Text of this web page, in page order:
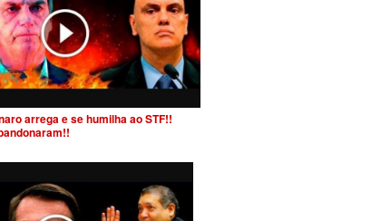
arrega e se humilha ao STF!!